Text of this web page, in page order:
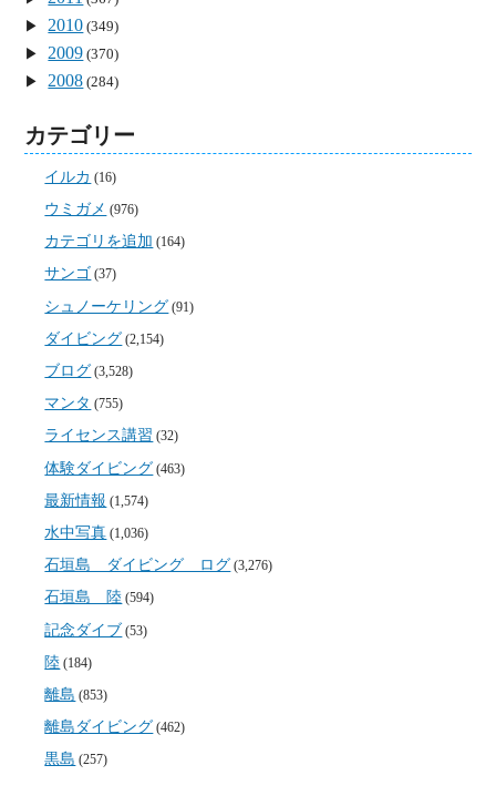
2010 (349)
2009 (370)
2008 (284)
カテゴリー
イルカ (16)
ウミガメ (976)
カテゴリを追加 (164)
サンゴ (37)
シュノーケリング (91)
ダイビング (2,154)
ブログ (3,528)
マンタ (755)
ライセンス講習 (32)
体験ダイビング (463)
最新情報 (1,574)
水中写真 (1,036)
石垣島 ダイビング ログ (3,276)
石垣島 陸 (594)
記念ダイブ (53)
陸 (184)
離島 (853)
離島ダイビング (462)
黒島 (257)